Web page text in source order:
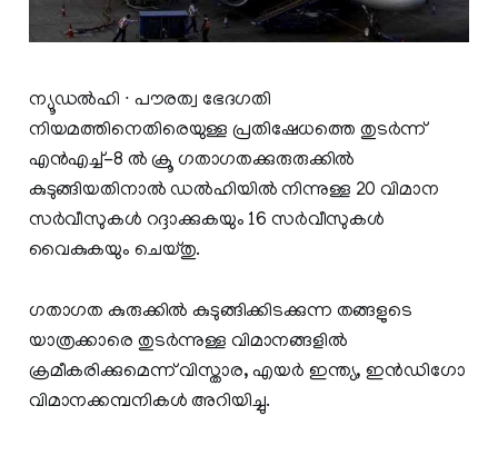
ന്യൂഡൽഹി ∙ പൗരത്വ ഭേദഗതി
നിയമത്തിനെതിരെയുള്ള പ്രതിഷേധത്തെ തുടർന്ന്
എൻ‌എച്ച്‌-8 ൽ ക്രൂ ഗതാഗതക്കുരുരുക്കിൽ
കുടുങ്ങിയതിനാൽ ഡൽഹിയിൽ നിന്നുള്ള 20 വിമാന
സർവീസുകൾ റദ്ദാക്കുകയും 16 സർവീസുകൾ
വൈകുകയും ചെയ്തു.
ഗതാഗത കുരുക്കിൽ കുടുങ്ങിക്കിടക്കുന്ന തങ്ങളുടെ
യാത്രക്കാരെ തുടർന്നുള്ള വിമാനങ്ങളിൽ
ക്രമീകരിക്കുമെന്ന് വിസ്താര, എയർ ഇന്ത്യ, ഇൻഡിഗോ
വിമാനക്കമ്പനികൾ അറിയിച്ചു.